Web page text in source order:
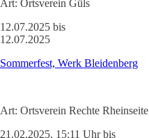
Art: Ortsverein Güls
12.07.2025 bis
12.07.2025
Sommerfest, Werk Bleidenberg
Art: Ortsverein Rechte Rheinseite
21.02.2025, 15:11 Uhr bis